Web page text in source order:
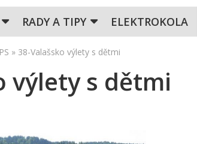
RADY A TIPY ELEKTROKOLA
» 38-Valašsko výlety s dětmi
výlety s dětmi